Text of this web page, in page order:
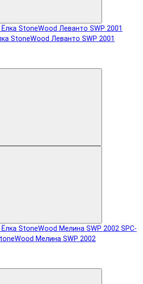
StoneWood Леванто SWP 2001
SPC-
Мелина SWP 2002